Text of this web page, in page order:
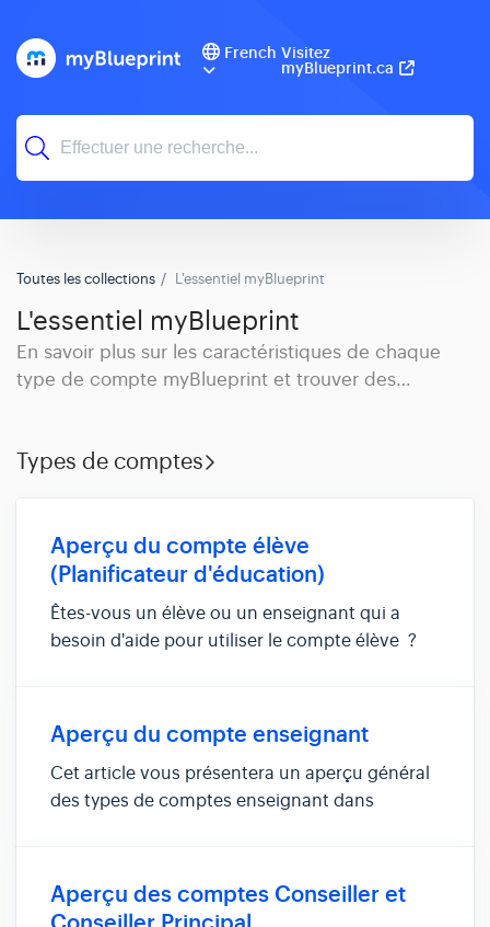
French Visitez
myBlueprint.ca
Toutes les collections L'essentiel myBlueprint
L'essentiel myBlueprint
En savoir plus sur les caractéristiques de chaque
type de compte myBlueprint et trouver des
Types de comptes
Aperçu du compte élève
(Planificateur d'éducation)
Êtes-vous un élève ou un enseignant qui a
besoin d'aide pour utiliser le compte élève ?
PIE ou des objectifs? Cet article vous fournira
un aperçu du com...
Aperçu du compte enseignant
Cet article vous présentera un aperçu général
des types de comptes enseignant dans
Fonctionnalités partagées Compte enseignant
du secondaire Compte enseignant de l'élém...
Aperçu des comptes Conseiller et